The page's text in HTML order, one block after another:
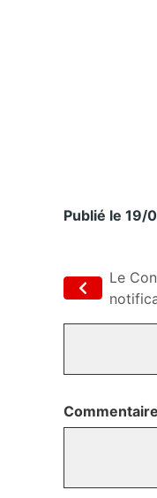
Publié le 19/
Le